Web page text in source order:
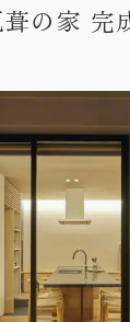
の家 完
ン
ウス事
利活用
ウス6
ウス5